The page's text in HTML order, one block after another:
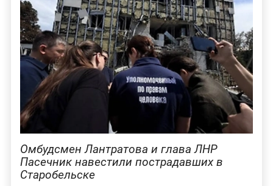
Омбудсмен Лантратова и глава ЛНР
Пасечник навестили пострадавших в
Старобельске